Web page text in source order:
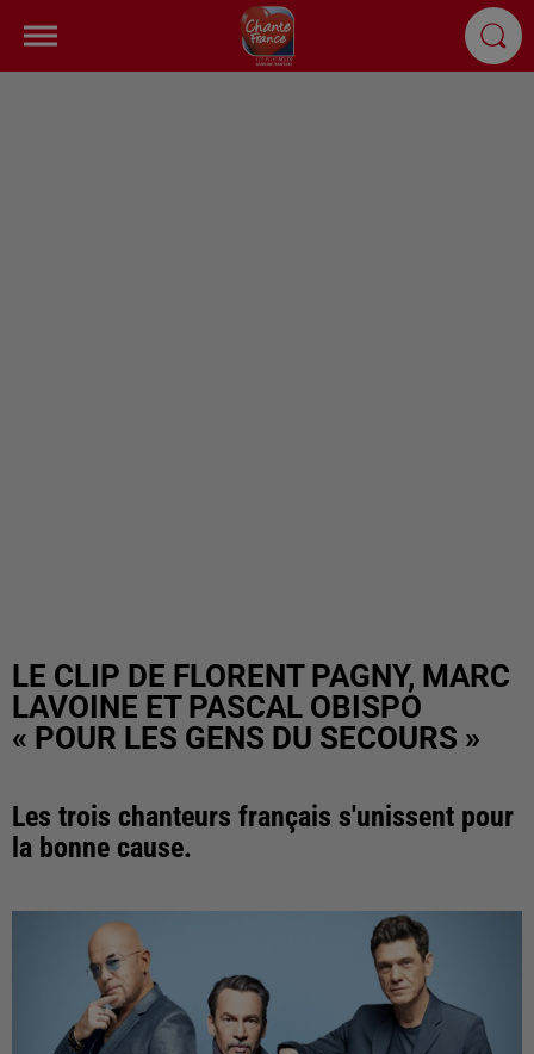
LE CLIP DE FLORENT PAGNY, MARC
LAVOINE ET PASCAL OBISPO
« POUR LES GENS DU SECOURS »
Les trois chanteurs français s'unissent pour
la bonne cause.